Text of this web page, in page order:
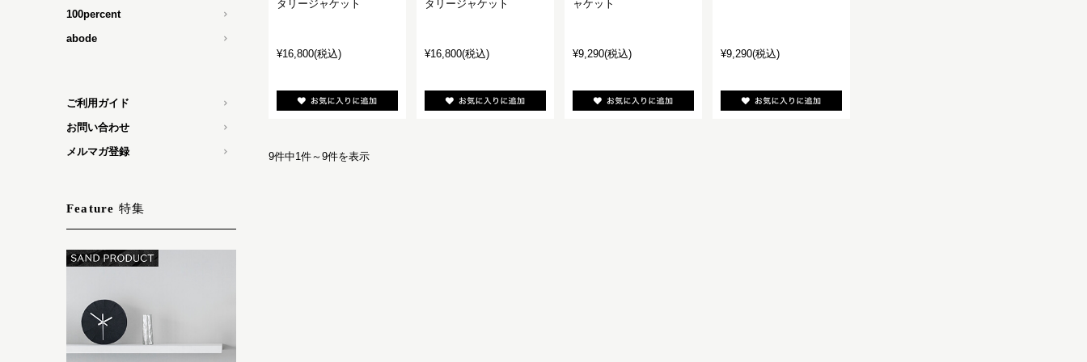
タリージャケット
¥16,800(税込)
タリージャケット
¥16,800(税込)
ャケット
¥9,290(税込) ¥9,290(税込)
9件中1件～9件を表示
100percent
abode
ご利用ガイド
お問い合わせ
メルマガ登録
Feature 特集